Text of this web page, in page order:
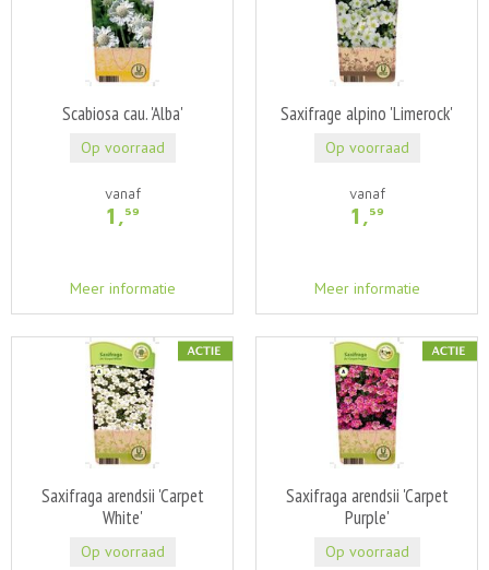
Scabiosa cau. 'Alba'
vanaf
1 ,59
Meer informatie
Op voorraad
Saxifrage alpino 'Limerock'
vanaf
1 ,59
Meer informatie
Op voorraad
Saxifraga arendsii 'Carpet
White'
Op voorraad
Saxifraga arendsii 'Carpet
Purple'
Op voorraad